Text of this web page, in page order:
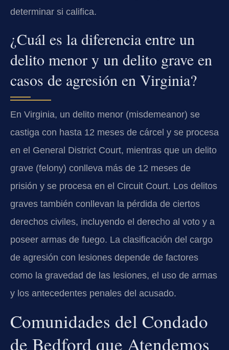
determinar si califica.
¿Cuál es la diferencia entre un
delito menor y un delito grave en
casos de agresión en Virginia?
En Virginia, un delito menor (misdemeanor) se
castiga con hasta 12 meses de cárcel y se procesa
en el General District Court, mientras que un delito
grave (felony) conlleva más de 12 meses de
prisión y se procesa en el Circuit Court. Los delitos
graves también conllevan la pérdida de ciertos
derechos civiles, incluyendo el derecho al voto y a
poseer armas de fuego. La clasificación del cargo
de agresión con lesiones depende de factores
como la gravedad de las lesiones, el uso de armas
y los antecedentes penales del acusado.
Comunidades del Condado
de Bedford que Atendemos